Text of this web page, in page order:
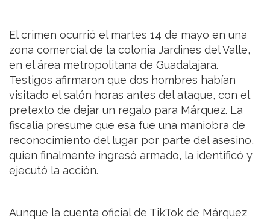
El crimen ocurrió el martes 14 de mayo en una
zona comercial de la colonia Jardines del Valle,
en el área metropolitana de Guadalajara.
Testigos afirmaron que dos hombres habían
visitado el salón horas antes del ataque, con el
pretexto de dejar un regalo para Márquez. La
fiscalía presume que esa fue una maniobra de
reconocimiento del lugar por parte del asesino,
quien finalmente ingresó armado, la identificó y
ejecutó la acción.
Aunque la cuenta oficial de TikTok de Márquez